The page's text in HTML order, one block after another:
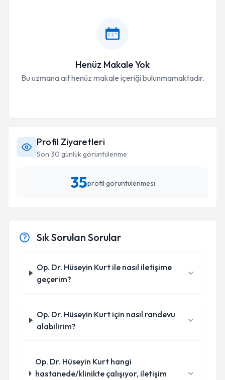
Henüz Makale Yok
Bu uzmana ait henüz makale içeriği bulunmamaktadır.
Profil Ziyaretleri
Son 30 günlük görüntülenme
35profil görüntülenmesi
Sık Sorulan Sorular
Op. Dr. Hüseyin Kurt ile nasıl iletişime
geçerim?
Op. Dr. Hüseyin Kurt için nasıl randevu
alabilirim?
Op. Dr. Hüseyin Kurt hangi
hastanede/klinikte çalışıyor, iletişim